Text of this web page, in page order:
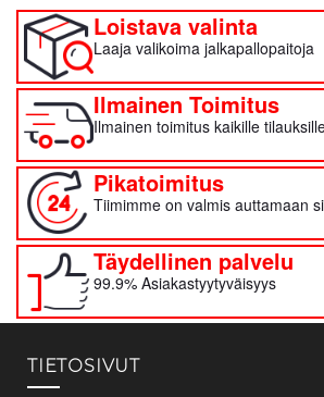
Loistava valinta
Laaja valikoima jalkapallopaitoja
Ilmainen Toimitus
Ilmainen toimitus kaikille
Pikatoimitus
Tiimimme on valmis auttamaan
Täydellinen palvelu
99.9% Asiakastyytyväisyys
TIETOSIVUT